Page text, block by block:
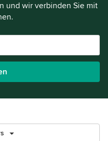
und wir verbinden Sie mit